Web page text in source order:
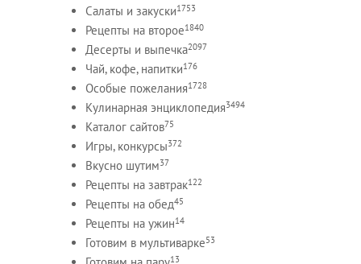
Салаты и закуски1753
Рецепты на второе1840
Десерты и выпечка2097
Чай, кофе, напитки176
Особые пожелания1728
Кулинарная энциклопедия3494
Каталог сайтов75
Игры, конкурсы372
Вкусно шутим37
Рецепты на завтрак122
Рецепты на обед45
Рецепты на ужин14
Готовим в мультиварке53
13